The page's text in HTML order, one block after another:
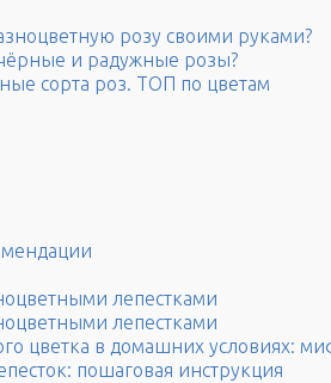
розу своими руками?
и радужные розы?
сорта роз. ТОП по цветам
лепестками
лепестками
цветка в домашних условиях:
пошаговая инструкция